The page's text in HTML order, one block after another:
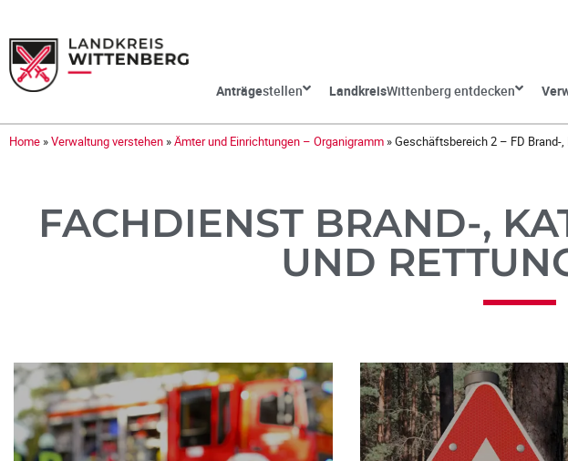
Anträgestellen LandkreisWittenberg entdecken
Home »Verwaltung verstehen »Ämter und Einrichtungen – Organigramm »Geschäftsbereich 2 – FD Brand-
FACHDIENST BRAND-,
UND